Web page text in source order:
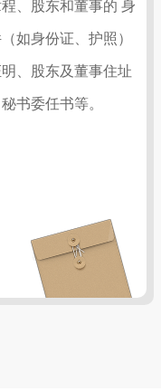
、股东和董事的 身
如身份证、护照）
、股东及董事住址
书委任书等。